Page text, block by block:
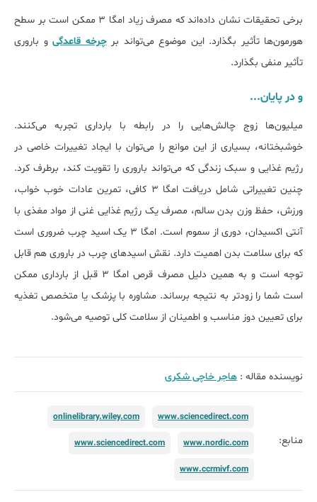
برخی تحقیقات نشان داده‌اند که مصرف زیاد امگا ۳ ممکن است بر سطح
هورمون‌ها تأثیر بگذارد. این موضوع می‌تواند برچرخه قاعدگی و باروری
تأثیر منفی بگذارد.
و در پایان...
میلیون‌ها زوج چالش‌هایی را در رابطه با بارداری تجربه می‌کنند.
خوشبختانه، بسیاری از این موانع را می‌توان با ایجاد تغییرات خاصی در
رژیم غذایی و سبک زندگی که می‌تواند باروری را تقویت کند، برطرف کرد.
چنین تغییراتی شامل دریافت امگا 3 کافی، تمرین عادات خوب خواب،
ورزش، حفظ وزن بدن سالم، مصرف یک رژیم غذایی غنی از مواد مغذی با
آنتی اکسیدان، دوری از سموم است. امگا ۳ یک اسید چرب ضروری است
که برای سلامت بدن اهمیت دارد. ﻧﻘﺶ اﺳﯿﺪﻫﺎی ﭼﺮب در ﺑﺎروری هم قابل
توجه است و به همین دلیل مصرف قرص امگا ۳ قبل از بارداری ممکن
است شما را زودتر به نتیجه برساند. مشاوره با پزشک یا متخصص تغذیه
برای تعیین دوز مناسب و اطمینان از سلامت کلی توصیه می‌شود.
نویسنده مقاله : هاجر خاچی شکری
منابع:
www.sciencedirect.com
onlinelibrary.wiley.com
www.nordic.com
www.sciencedirect.com
www.ccrmivf.com